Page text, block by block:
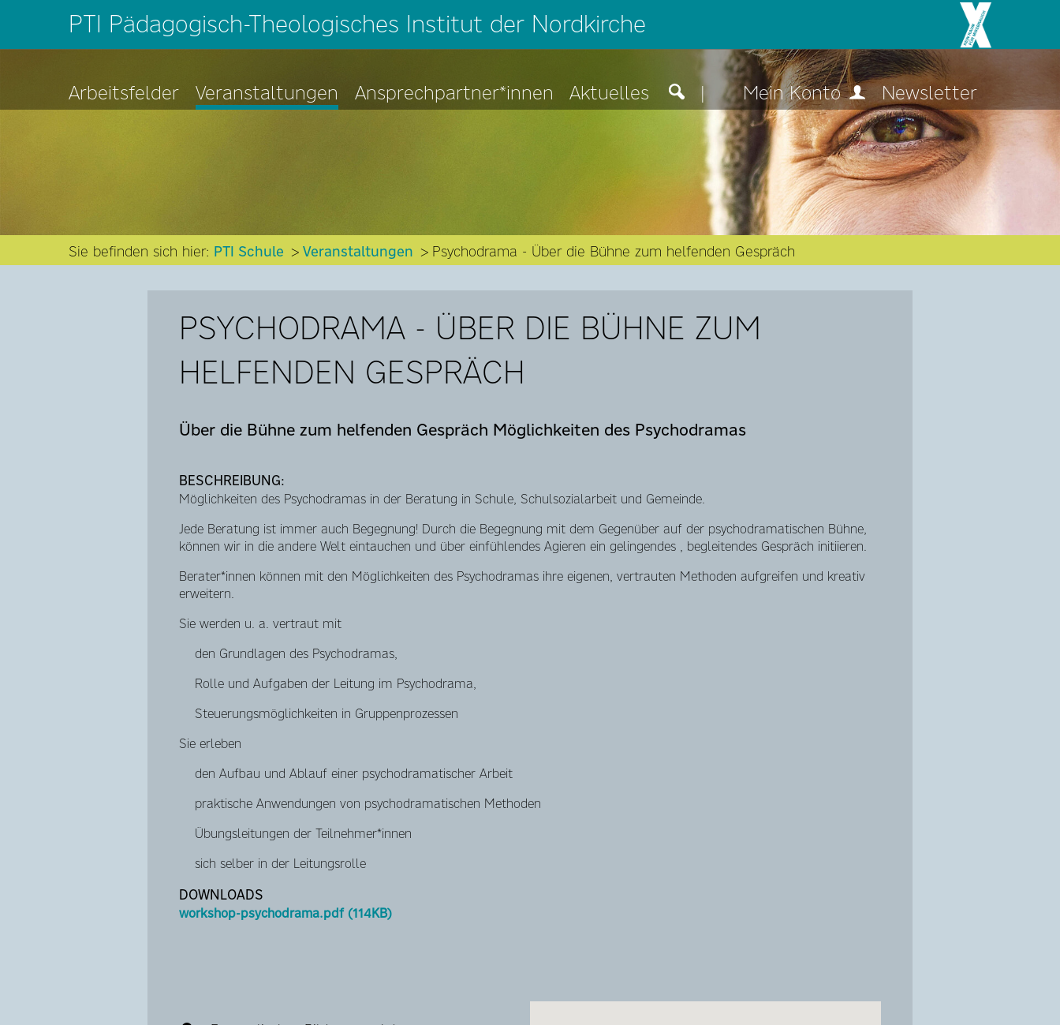
PTI Pädagogisch-Theologisches Institut der Nordkirche
Arbeitsfelder Veranstaltungen Ansprechpartner*innen Aktuelles | Mein Konto Newsletter
Sie befinden sich hier: PTI Schule Veranstaltungen Psychodrama - Über die Bühne zum helfenden Gespräch
PSYCHODRAMA - ÜBER DIE BÜHNE ZUM
HELFENDEN GESPRÄCH
Über die Bühne zum helfenden Gespräch Möglichkeiten des Psychodramas
BESCHREIBUNG:
Möglichkeiten des Psychodramas in der Beratung in Schule, Schulsozialarbeit und Gemeinde.
Jede Beratung ist immer auch Begegnung! Durch die Begegnung mit dem Gegenüber auf der psychodramatischen Bühne,
können wir in die andere Welt eintauchen und über einfühlendes Agieren ein gelingendes , begleitendes Gespräch initiieren.
Berater*innen können mit den Möglichkeiten des Psychodramas ihre eigenen, vertrauten Methoden aufgreifen und kreativ
erweitern.
Sie werden u. a. vertraut mit
den Grundlagen des Psychodramas,
Rolle und Aufgaben der Leitung im Psychodrama,
Steuerungsmöglichkeiten in Gruppenprozessen
Sie erleben
den Aufbau und Ablauf einer psychodramatischer Arbeit
praktische Anwendungen von psychodramatischen Methoden
Übungsleitungen der Teilnehmer*innen
sich selber in der Leitungsrolle
DOWNLOADS
workshop-psychodrama.pdf (114KB)